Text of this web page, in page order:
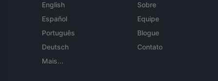
English
Español
Português
Deutsch
Mais...
Sobre
Equipe
Blogue
Contato